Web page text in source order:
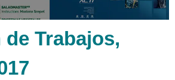
de Trabajos,